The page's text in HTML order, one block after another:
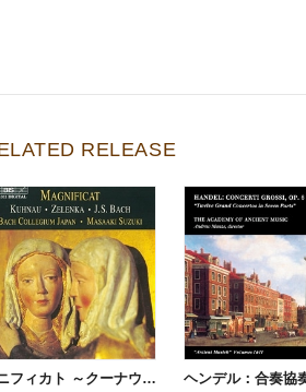
RELEASE
マニフィカト ～クーナウ、ゼレンカ、バッハの作品